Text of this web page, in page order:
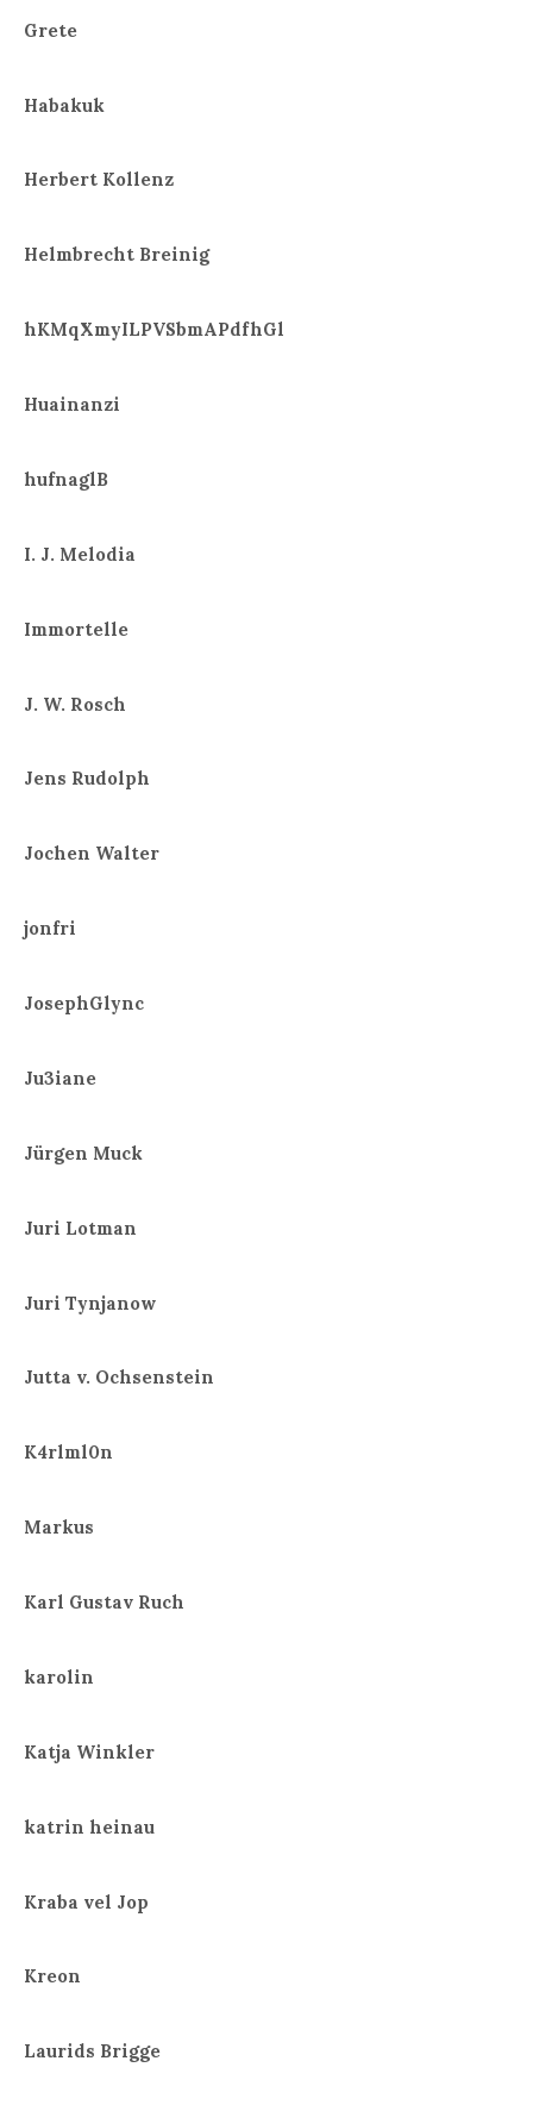
Grete
Habakuk
Herbert Kollenz
Helmbrecht Breinig
hKMqXmyILPVSbmAPdfhGl
Huainanzi
hufnaglB
I. J. Melodia
Immortelle
J. W. Rosch
Jens Rudolph
Jochen Walter
jonfri
JosephGlync
Ju3iane
Jürgen Muck
Juri Lotman
Juri Tynjanow
Jutta v. Ochsenstein
K4rlml0n
Markus
Karl Gustav Ruch
karolin
Katja Winkler
katrin heinau
Kraba vel Jop
Kreon
Laurids Brigge